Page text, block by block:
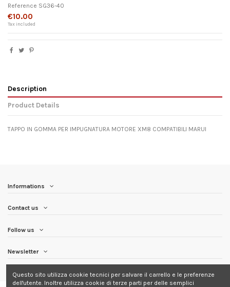
Reference SG36-40
€10.00
Tax included
Description
Product Details
TAPPO IN GOMMA PER IMPUGNATURA MOTORE XM8 COMPATIBILI MARUI
Informations
Contact us
Follow us
Newsletter
Questo sito utilizza cookie tecnici per salvare il carrello e le preferenze
dell'utente. Inoltre utilizza cookie di terze parti per delle semplici